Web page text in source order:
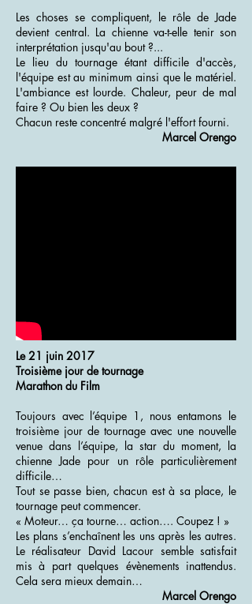
Les choses se compliquent, le rôle de Jade
devient central. La chienne va-t-elle tenir son
interprétation jusqu'au bout ?...
Le lieu du tournage étant difficile d'accès,
l'équipe est au minimum ainsi que le matériel.
L'ambiance est lourde. Chaleur, peur de mal
faire ? Ou bien les deux ?
Chacun reste concentré malgré l'effort fourni.
Marcel Orengo
Le 21 juin 2017
Troisième jour de tournage
Marathon du Film
Toujours avec l’équipe 1, nous entamons le
troisième jour de tournage avec une nouvelle
venue dans l’équipe, la star du moment, la
chienne Jade pour un rôle particulièrement
difficile…
Tout se passe bien, chacun est à sa place, le
tournage peut commencer.
« Moteur… ça tourne… action…. Coupez ! »
Les plans s’enchaînent les uns après les autres.
Le réalisateur David Lacour semble satisfait
mis à part quelques évènements inattendus.
Cela sera mieux demain…
Marcel Orengo